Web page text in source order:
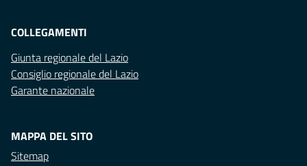
COLLEGAMENTI
Giunta regionale del Lazio
Consiglio regionale del Lazio
Garante nazionale
MAPPA DEL SITO
Sitemap